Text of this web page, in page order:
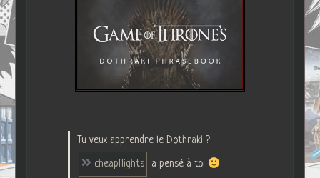
Tu veux apprendre le Dothraki ?
cheapflights a pensé à toi